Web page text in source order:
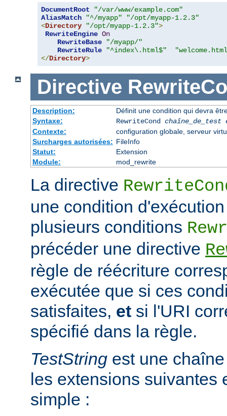
DocumentRoot
"/var/www/example.com"
AliasMatch
"^/myapp"
"/opt/myapp-1.2.3"
<Directory "/opt/myapp-1.2.3">
RewriteEngine On
RewriteBase
"/myapp/"
RewriteRule
"^index\.html$"
</Directory>
Directive
Description:
Définit une condition qui devra
Syntaxe:
RewriteCond chaîne_de_test
Contexte:
configuration globale, serveur
Surcharges autorisées: FileInfo
Statut:
Extension
Module:
mod_rewrite
La directive
une condition
plusieurs conditions
précéder une directive
règle de réécriture
exécutée que si ces
satisfaites, et si l'URI
spécifié dans la règle.
TestString est une
les extensions suivantes
simple :